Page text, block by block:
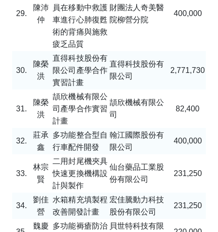
29.
陳沛
仲
員在移動中救護
車進行心肺復甦
術的背痛與施救
疲乏品質
財團法人奇美醫
院柳營分院
400,000
30.
陳榮
洪
直得科技股份有
限公司產學合作
實習計畫
直得科技股份有
限公司
2,771,730
31.
陳榮
洪
頡欣機械有限公
司產學合作實習
計畫
頡欣機械有限公
司
82,400
32.
莊承
鑫
多功能整合型自
行車配件開發
翰江國際股份有
限公司
400,000
33.
林宗
賢
二用封尾機夾具
快速更換機構設
計與製作
仙台藥品工業股
份有限公司
231,250
34.
劉佳
營
水箱精充填製程
改善開發計畫
宏佳騰動力科技
股份有限公司
231,250
魏慶 多功能褥瘡防治 貝世特科技有限